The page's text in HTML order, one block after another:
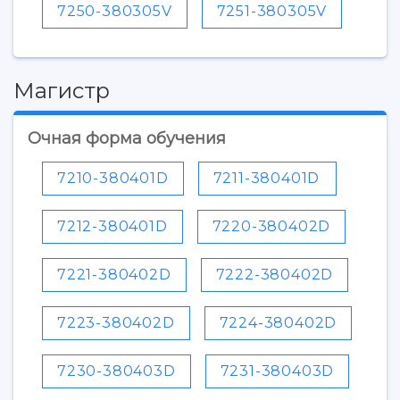
3D-тур по университету
Музеи
Учебный аэродром
Ботанический сад
Умный дом бабочек
Международный межвузовский кампус
Сведения об образовательной организации
Официальные документы
Публикации и издания
7250-380305V 7251-380305V
Магистр
Очная форма обучения
7210-380401D 7211-380401D
7212-380401D 7220-380402D
7221-380402D 7222-380402D
7223-380402D 7224-380402D
7230-380403D 7231-380403D